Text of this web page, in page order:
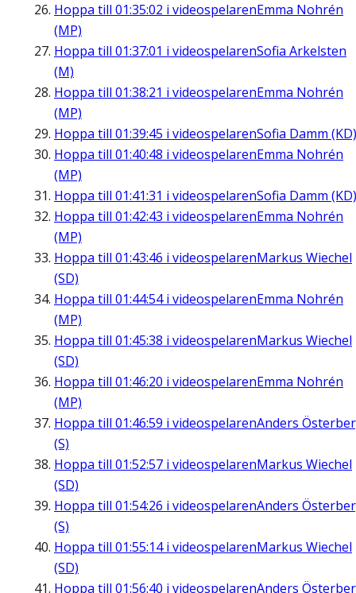
Hoppa till 01:35:02 i videospelarenEmma Nohrén
(MP)
Hoppa till 01:37:01 i videospelarenSofia Arkelsten
(M)
Hoppa till 01:38:21 i videospelarenEmma Nohrén
(MP)
Hoppa till 01:39:45 i videospelarenSofia Damm (KD)
Hoppa till 01:40:48 i videospelarenEmma Nohrén
(MP)
Hoppa till 01:41:31 i videospelarenSofia Damm (KD)
Hoppa till 01:42:43 i videospelarenEmma Nohrén
(MP)
Hoppa till 01:43:46 i videospelarenMarkus Wiechel
(SD)
Hoppa till 01:44:54i videospelarenEmma Nohrén
(MP)
Hoppa till 01:45:38 i videospelarenMarkus Wiechel
(SD)
Hoppa till 01:46:20 i videospelarenEmma Nohrén
(MP)
Hoppa till 01:46:59 i videospelarenAnders
(S)
Hoppa till 01:52:57 i videospelarenMarkus Wiechel
(SD)
Hoppa till 01:54:26 i videospelarenAnders
(S)
Hoppa till 01:55:14i videospelarenMarkus Wiechel
(SD)
Hoppa till 01:56:40 i videospelarenAnders